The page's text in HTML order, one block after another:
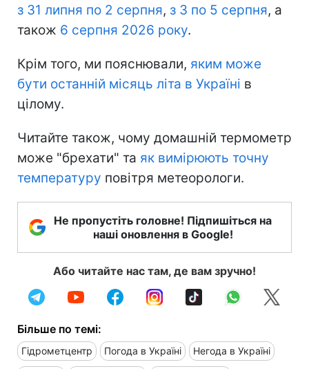
з 31 липня по 2 серпня, з 3 по 5 серпня, а
також 6 серпня 2026 року.
Крім того, ми пояснювали, яким може
бути останній місяць літа в Україні в
цілому.
Читайте також, чому домашній термометр
може "брехати" та як вимірюють точну
температуру повітря метеорологи.
Не пропустіть головне! Підпишіться на
наші оновлення в Google!
Або читайте нас там, де вам зручно!
Більше по темі:
Гідрометцентр Погода в Україні Негода в Україні